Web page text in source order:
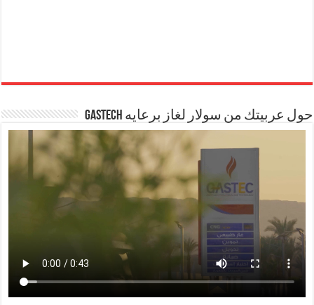
حول عربيتك من سولار لغاز برعايه GASTECH